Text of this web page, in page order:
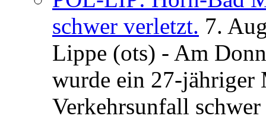
schwer verletzt. 7.
Lippe (ots) - Am
wurde ein 27-jähriger
Verkehrsunfall